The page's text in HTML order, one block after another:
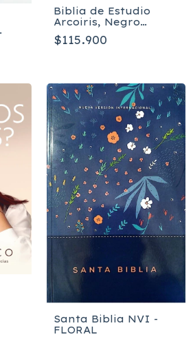
Biblia de Estudio
Arcoiris, Negro
imitación piel RVR
1960
$115.900
Santa Biblia NVI -
FLORAL